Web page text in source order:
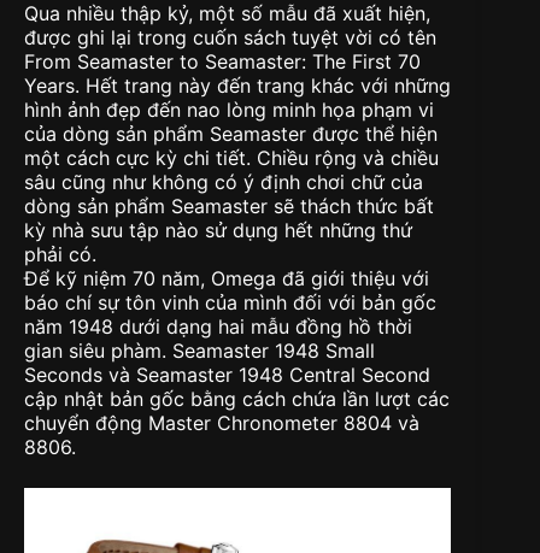
Qua nhiều thập kỷ, một số mẫu đã xuất hiện,
được ghi lại trong cuốn sách tuyệt vời có tên
From Seamaster to Seamaster: The First 70
Years. Hết trang này đến trang khác với những
hình ảnh đẹp đến nao lòng minh họa phạm vi
của dòng sản phẩm Seamaster được thể hiện
một cách cực kỳ chi tiết. Chiều rộng và chiều
sâu cũng như không có ý định chơi chữ của
dòng sản phẩm Seamaster sẽ thách thức bất
kỳ nhà sưu tập nào sử dụng hết những thứ
phải có.
Để kỹ niệm 70 năm, Omega đã giới thiệu với
báo chí sự tôn vinh của mình đối với bản gốc
năm 1948 dưới dạng hai mẫu đồng hồ thời
gian siêu phàm. Seamaster 1948 Small
Seconds và Seamaster 1948 Central Second
cập nhật bản gốc bằng cách chứa lần lượt các
chuyển động Master Chronometer 8804 và
8806.